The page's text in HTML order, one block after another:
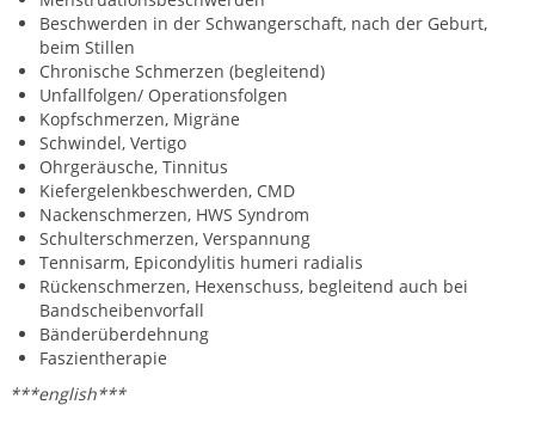
Beschwerden in der Schwangerschaft, nach der Geburt,
beim Stillen
Chronische Schmerzen (begleitend)
Unfallfolgen/ Operationsfolgen
Kopfschmerzen, Migräne
Schwindel, Vertigo
Ohrgeräusche, Tinnitus
Kiefergelenkbeschwerden, CMD
Nackenschmerzen, HWS Syndrom
Schulterschmerzen, Verspannung
Tennisarm, Epicondylitis humeri radialis
Rückenschmerzen, Hexenschuss, begleitend auch bei
Bandscheibenvorfall
Bänderüberdehnung
Faszientherapie
***english***